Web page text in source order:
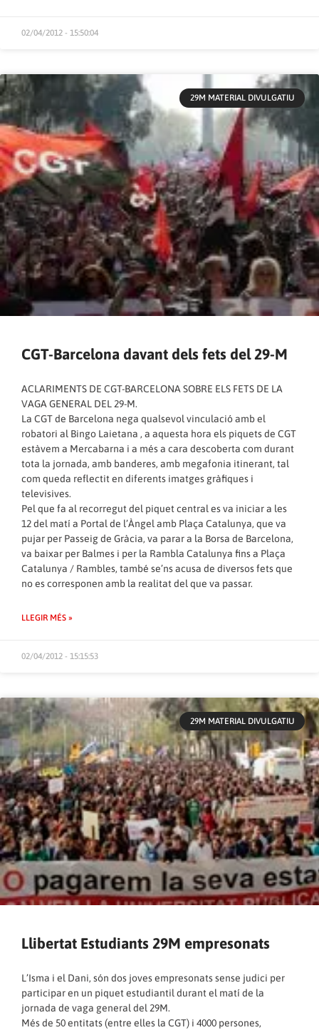
02/04/2012 - 15:50:04
29M MATERIAL DIVULGATIU
CGT-Barcelona davant dels fets del 29-M
ACLARIMENTS DE CGT-BARCELONA SOBRE ELS FETS DE LA
VAGA GENERAL DEL 29-M.
La CGT de Barcelona nega qualsevol vinculació amb el
robatori al Bingo Laietana , a aquesta hora els piquets de CGT
estàvem a Mercabarna i a més a cara descoberta com durant
tota la jornada, amb banderes, amb megafonia itinerant, tal
com queda reflectit en diferents imatges gràfiques i
televisives.
Pel que fa al recorregut del piquet central es va iniciar a les
12 del matí a Portal de l’Àngel amb Plaça Catalunya, que va
pujar per Passeig de Gràcia, va parar a la Borsa de Barcelona, ​​
va baixar per Balmes i per la Rambla Catalunya fins a Plaça
Catalunya / Rambles, també se’ns acusa de diversos fets que
no es corresponen amb la realitat del que va passar.
LLEGIR MÉS »
02/04/2012 - 15:15:53
29M MATERIAL DIVULGATIU
Llibertat Estudiants 29M empresonats
L’Isma i el Dani, són dos joves empresonats sense judici per
participar en un piquet estudiantil durant el matí de la
jornada de vaga general del 29M.
Més de 50 entitats (entre elles la CGT) i 4000 persones,